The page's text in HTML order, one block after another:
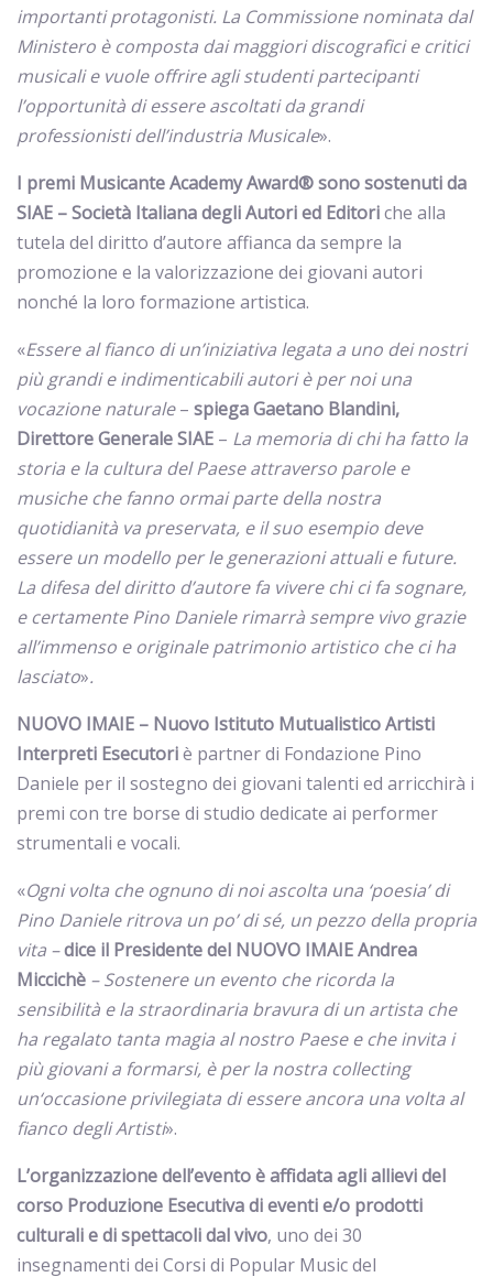
importanti protagonisti. La Commissione nominata dal
Ministero è composta dai maggiori discografici e critici
musicali e vuole offrire agli studenti partecipanti
l’opportunità di essere ascoltati da grandi
professionisti dell’industria Musicale».
I premi Musicante Academy Award®sonosostenuti da
SIAE – Società Italiana degli Autori ed Editoriche alla
tutela del diritto d’autore affianca da sempre la
promozione e la valorizzazione dei giovani autori
nonché la loro formazione artistica.
«Essere al fianco di un’iniziativa legata a uno dei nostri
più grandi e indimenticabili autori è per noiuna
vocazione naturale– spiega Gaetano Blandini,
Direttore Generale SIAE – La memoria di chi ha fatto la
storia e la cultura del Paese attraverso parole e
musiche che fanno ormai parte della nostra
quotidianità va preservata, e il suo esempio deve
essere un modello per le generazioni attuali e future.
La difesa del diritto d’autore fa vivere chi ci fa sognare,
e certamente Pino Daniele rimarrà sempre vivo grazie
all’immenso e originale patrimonio artistico che ci ha
lasciato».
NUOVO IMAIE – Nuovo Istituto Mutualistico Artisti
Interpreti Esecutoriè partner di Fondazione Pino
Daniele per il sostegno dei giovani talenti ed arricchirà i
premi con tre borse di studio dedicate ai performer
strumentali e vocali.
«Ogni volta che ognuno di noi ascolta una ‘poesia’ di
Pino Daniele ritrova un po’ di sé, un pezzo della propria
vita –dice il Presidente del NUOVO IMAIE Andrea
Miccichè – Sostenere un evento che ricorda la
sensibilità e la straordinaria bravura di un artista che
ha regalato tanta magia al nostro Paese e che invita i
più giovani a formarsi, è per la nostra collecting
un‘occasione privilegiata di essere ancora una volta al
fianco degli Artisti».
L’organizzazione dell’evento è affidata agli allievi del
corso Produzione Esecutiva di eventi e/o prodotti
culturali e di spettacoli dal vivo, uno dei 30
insegnamenti dei Corsi di Popular Music del